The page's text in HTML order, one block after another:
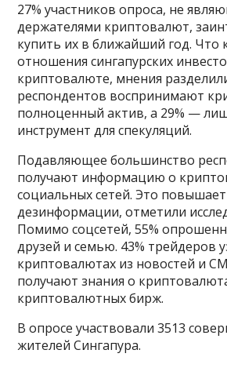
27% участников опроса, не
держателями криптовалют,
купить их в ближайший год. Что
отношения сингапурских
криптовалюте, мнения
респондентов воспринимают
полноценный актив, а 29% —
инструмент для спекуляций.
Подавляющее большинство
получают информацию о
социальных сетей. Это
дезинформации, отметили
Помимо соцсетей, 55%
друзей и семью. 43% трейдеров
криптовалютах из новостей и
получают знания о
криптовалютных бирж.
В опросе участвовали 3513
жителей Сингапура.